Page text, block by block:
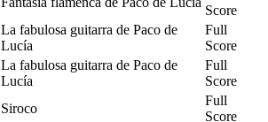
Score
La fabulosa guitarra de Paco de
Lucía
Full
Score
La fabulosa guitarra de Paco de
Lucía
Full
Score
Siroco
Full
Score